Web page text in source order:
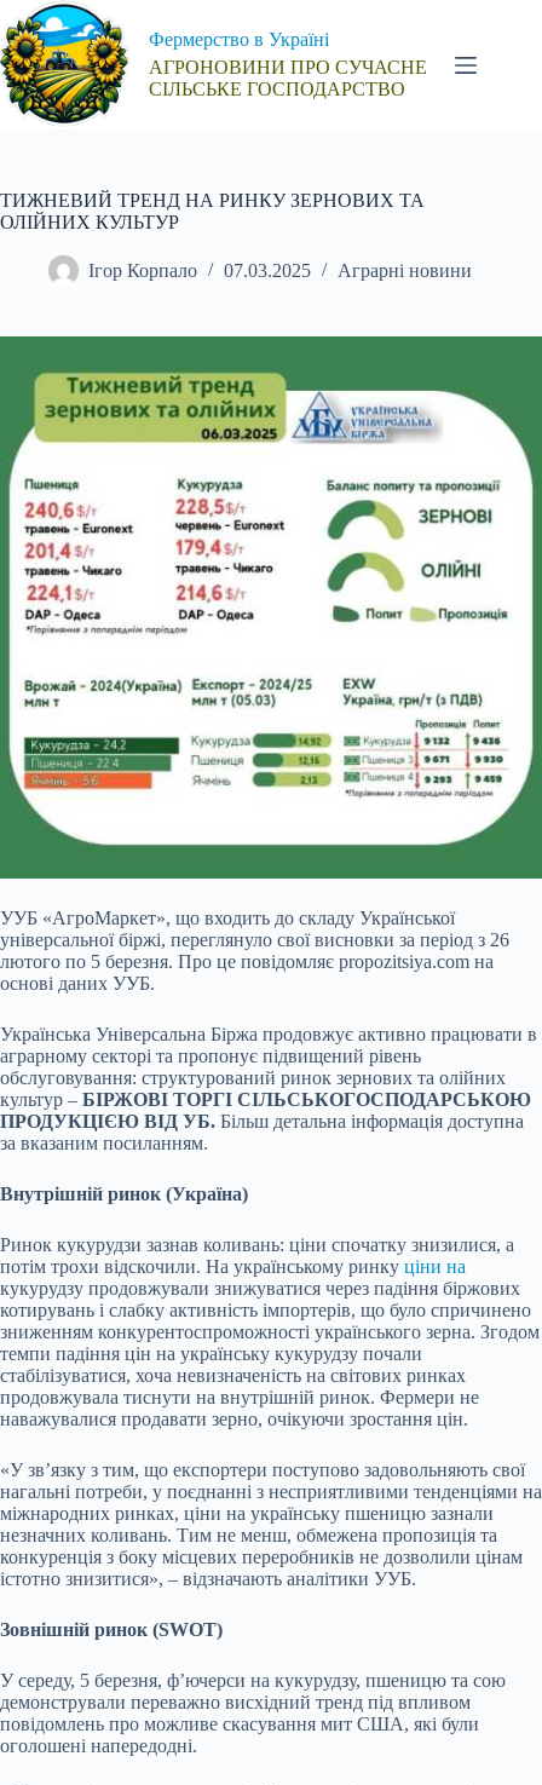
Перейти
до
вмісту
Фермерство в Україні
АГРОНОВИНИ ПРО СУЧАСНЕ
СІЛЬСЬКЕ ГОСПОДАРСТВО
ТИЖНЕВИЙ ТРЕНД НА РИНКУ ЗЕРНОВИХ ТА
ОЛІЙНИХ КУЛЬТУР
Ігор Корпало 07.03.2025 Аграрні новини
УУБ «АгроМаркет», що входить до складу Української
універсальної біржі, переглянуло свої висновки за період з 26
лютого по 5 березня. Про це повідомляє propozitsiya.com на
основі даних УУБ.
Українська Універсальна Біржа продовжує активно працювати в
аграрному секторі та пропонує підвищений рівень
обслуговування: структурований ринок зернових та олійних
культур – БІРЖОВІ ТОРГІ СІЛЬСЬКОГОСПОДАРСЬКОЮ
ПРОДУКЦІЄЮ ВІД УБ. Більш детальна інформація доступна
за вказаним посиланням.
Внутрішній ринок (Україна)
Ринок кукурудзи зазнав коливань: ціни спочатку знизилися, а
потім трохи відскочили. На українському ринку ціни на
кукурудзу продовжували знижуватися через падіння біржових
котирувань і слабку активність імпортерів, що було спричинено
зниженням конкурентоспроможності українського зерна. Згодом
темпи падіння цін на українську кукурудзу почали
стабілізуватися, хоча невизначеність на світових ринках
продовжувала тиснути на внутрішній ринок. Фермери не
наважувалися продавати зерно, очікуючи зростання цін.
«У зв’язку з тим, що експортери поступово задовольняють свої
нагальні потреби, у поєднанні з несприятливими тенденціями на
міжнародних ринках, ціни на українську пшеницю зазнали
незначних коливань. Тим не менш, обмежена пропозиція та
конкуренція з боку місцевих переробників не дозволили цінам
істотно знизитися», – відзначають аналітики УУБ.
Зовнішній ринок (SWOT)
У середу, 5 березня, ф’ючерси на кукурудзу, пшеницю та сою
демонстрували переважно висхідний тренд під впливом
повідомлень про можливе скасування мит США, які були
оголошені напередодні.